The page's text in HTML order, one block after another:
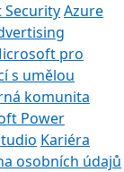
Azure
pro
s umělou
komunita
Power
Kariéra
osobních údajů